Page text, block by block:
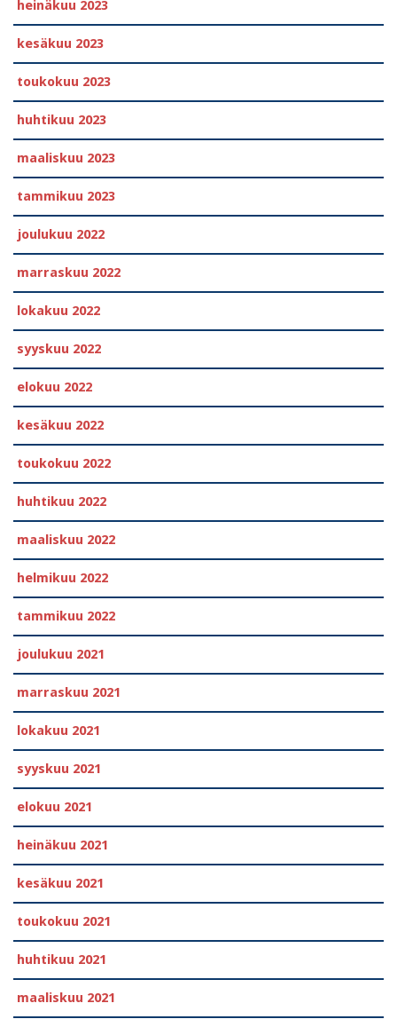
heinäkuu 2023
kesäkuu 2023
toukokuu 2023
huhtikuu 2023
maaliskuu 2023
tammikuu 2023
joulukuu 2022
marraskuu 2022
lokakuu 2022
syyskuu 2022
elokuu 2022
kesäkuu 2022
toukokuu 2022
huhtikuu 2022
maaliskuu 2022
helmikuu 2022
tammikuu 2022
joulukuu 2021
marraskuu 2021
lokakuu 2021
syyskuu 2021
elokuu 2021
heinäkuu 2021
kesäkuu 2021
toukokuu 2021
huhtikuu 2021
maaliskuu 2021